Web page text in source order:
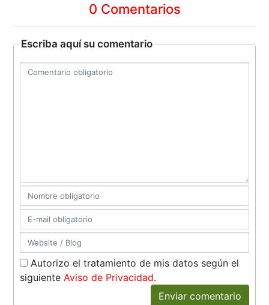
0 Comentarios
Escriba aquí su comentario
Autorizo el tratamiento de mis datos según el
siguiente Aviso de Privacidad.
Enviar comentario